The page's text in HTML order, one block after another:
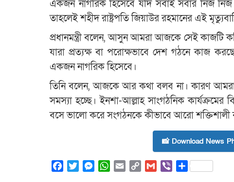
একজন নাগরিক হিসেবে যদি সবাই সবার নিজ
তাহলেই শহীদ রাষ্ট্রপতি জিয়াউর রহমানের এই
প্রধানমন্ত্রী বলেন, আসুন আমরা আজকে সেই কাজটি
যারা প্রত্যক্ষ বা পরোক্ষভাবে দেশ গঠনে কাজ
একজন নাগরিক হিসেবে।
তিনি বলেন, আজকে আর কথা বলব না। কারণ
সমস্যা হচ্ছে। ইনশা-আল্লাহ সাংগঠনিক
বসে ভালো করে সংগঠনকে কীভাবে আরো
📸 Download News
FacebookTwitterMessenger
WhatsApp
Email Copy
Gmail ViberShare